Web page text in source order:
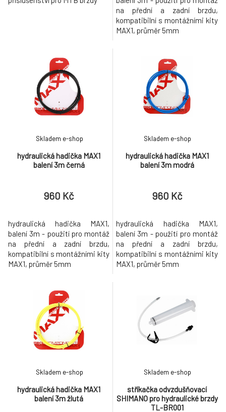
na přední a zadní brzdu,
kompatibilní s montážními kity
MAX1, průměr 5mm
hydraulická hadička MAX1
balení 3m černá
Skladem e-shop
960 Kč
hydraulická hadička MAX1,
balení 3m - použití pro montáž
na přední a zadní brzdu,
kompatibilní s montážními kity
MAX1, průměr 5mm
hydraulická hadička MAX1
balení 3m modrá
Skladem e-shop
960 Kč
hydraulická hadička MAX1,
balení 3m - použití pro montáž
na přední a zadní brzdu,
kompatibilní s montážními kity
MAX1, průměr 5mm
hydraulická hadička MAX1
balení 3m žlutá
Skladem e-shop
stříkačka odvzdušňovací
SHIMANO pro hydraulické brzdy
TL-BR001
Skladem e-shop